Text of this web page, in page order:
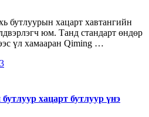
бутлуурын хацарт хавтангийн
юм. Танд стандарт өндөр
үл хамааран Qiming …
хацарт бутлуур үнэ